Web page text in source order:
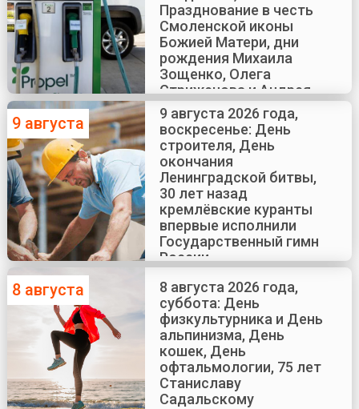
Празднование в честь
Смоленской иконы
Божией Матери, дни
рождения Михаила
Зощенко, Олега
Стриженова и Андрея
Краско
9 августа
9 августа 2026 года,
воскресенье: День
строителя, День
окончания
Ленинградской битвы,
30 лет назад
кремлёвские куранты
впервые исполнили
Государственный гимн
России
8 августа
8 августа 2026 года,
суббота: День
физкультурника и День
альпинизма, День
кошек, День
офтальмологии, 75 лет
Станиславу
Садальскому